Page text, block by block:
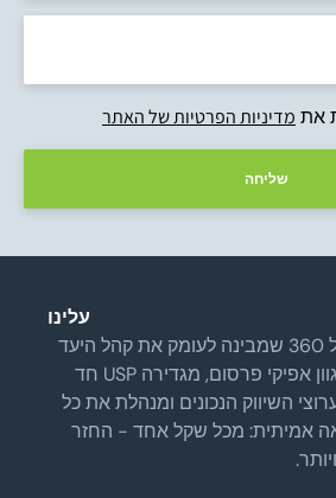
את מדיניות הפרטיות של האתר
שליחה
עלינו
אנחנו סוכנות דיגיטל 360 שמבינה לעומק את קהל היעד
שלכם, מומחית במגוון אפיקי פרסום, מגדירה USP חד
השיווק הנכונים ומנהלת את כל
אמיתית: מכל שקל אחד - החזר